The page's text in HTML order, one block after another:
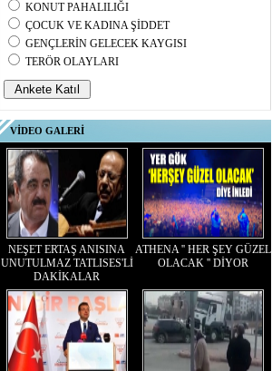
KONUT PAHALILIĞI
ÇOCUK VE KADINA ŞİDDET
GENÇLERİN GELECEK KAYGISI
TERÖR OLAYLARI
VİDEO GALERİ
NEŞET ERTAŞ ANISINA
UNUTULMAZ TATLISES'Lİ
DAKİKALAR
ATHENA '' HER ŞEY GÜZEL
OLACAK '' DİYOR